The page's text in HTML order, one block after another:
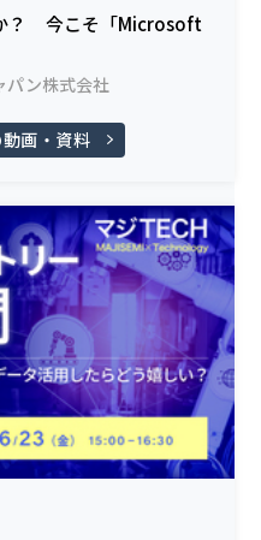
？ 今こそ「Microsoft
パン株式会社
画・資料